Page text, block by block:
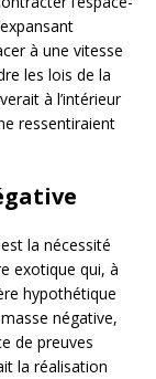
à une vitesse
les lois de la
à l’intérieur
ressentiraient
la nécessité
exotique qui, à
hypothétique
négative,
de preuves
la réalisation